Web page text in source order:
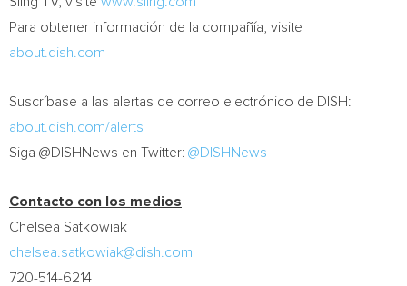
Para obtener información de la compañía, visite
about.dish.com
Suscríbase a las alertas de correo electrónico de DISH:
about.dish.com/alerts
Siga @DISHNews en Twitter: @DISHNews
Contacto con los medios
Chelsea Satkowiak
chelsea.satkowiak@dish.com
720-514-6214